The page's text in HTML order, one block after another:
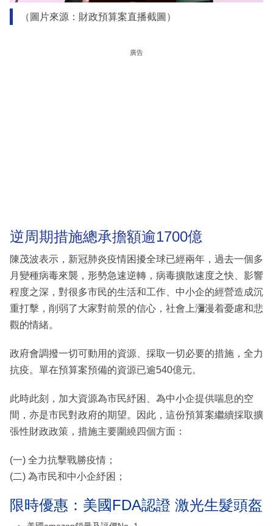
（圖片來源：財政預算案直播截圖）
廣告
逆周期措施總承擔額逾1700億
陳茂波表示，新冠肺炎疫情困擾全球已經兩年，過去一個多
月變種病毒來襲，形勢急速逆轉，病毒擴散速度之快、影響
程度之深，對很多市民的生活和工作、中小企的經營造成沉
重打擊，削弱了大家對前景的信心，社會上瀰漫着憂慮和悲
觀的情緒。
政府會調撥一切可動用的資源、採取一切必要的措施，全力
抗疫。單在預算案預備的資源已逾540億元。
此時此刻，加大資源為市民紓困、為中小企提供喘息的空
間，亦是市民對政府的期望。因此，這份預算案繼續採取擴
張性財政政策，措施主要圍繞四個方面：
(一) 全力抗擊戰勝疫情；
(二) 為市民和中小企紓困；
限時優惠：美國FDA認證 激光生髮頭盔